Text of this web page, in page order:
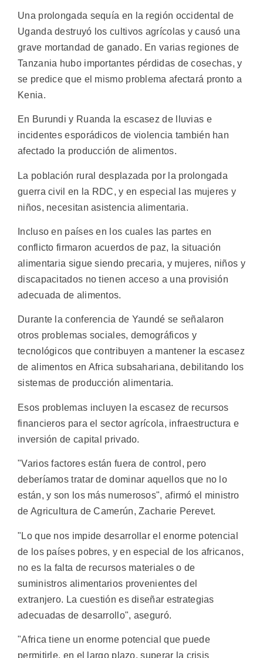
Una prolongada sequía en la región occidental de
Uganda destruyó los cultivos agrícolas y causó una
grave mortandad de ganado. En varias regiones de
Tanzania hubo importantes pérdidas de cosechas, y
se predice que el mismo problema afectará pronto a
Kenia.
En Burundi y Ruanda la escasez de lluvias e
incidentes esporádicos de violencia también han
afectado la producción de alimentos.
La población rural desplazada por la prolongada
guerra civil en la RDC, y en especial las mujeres y
niños, necesitan asistencia alimentaria.
Incluso en países en los cuales las partes en
conflicto firmaron acuerdos de paz, la situación
alimentaria sigue siendo precaria, y mujeres, niños y
discapacitados no tienen acceso a una provisión
adecuada de alimentos.
Durante la conferencia de Yaundé se señalaron
otros problemas sociales, demográficos y
tecnológicos que contribuyen a mantener la escasez
de alimentos en Africa subsahariana, debilitando los
sistemas de producción alimentaria.
Esos problemas incluyen la escasez de recursos
financieros para el sector agrícola, infraestructura e
inversión de capital privado.
"Varios factores están fuera de control, pero
deberíamos tratar de dominar aquellos que no lo
están, y son los más numerosos", afirmó el ministro
de Agricultura de Camerún, Zacharie Perevet.
"Lo que nos impide desarrollar el enorme potencial
de los países pobres, y en especial de los africanos,
no es la falta de recursos materiales o de
suministros alimentarios provenientes del
extranjero. La cuestión es diseñar estrategias
adecuadas de desarrollo", aseguró.
"Africa tiene un enorme potencial que puede
permitirle, en el largo plazo, superar la crisis